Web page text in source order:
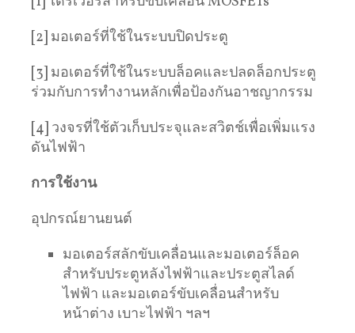
[2] มอเตอร์ที่ใช้ในระบบปิดประตู
[3] มอเตอร์ที่ใช้ในระบบล็อคและปลดล็อกประตู
ร่วมกับการทํางานหลักเพื่อป้องกันอาชญากรรม
[4] วงจรที่ใช้ตัวเก็บประจุและสวิตช์เพื่อเพิ่มแรง
ดันไฟฟ้า
การใช้งาน
อุปกรณ์ยานยนต์
มอเตอร์สลักขับเคลื่อนและมอเตอร์ล็อค
สําหรับประตูหลังไฟฟ้าและประตูสไลด์
ไฟฟ้า และมอเตอร์ขับเคลื่อนสําหรับ
หน้าต่าง เบาะไฟฟ้า ฯลฯ